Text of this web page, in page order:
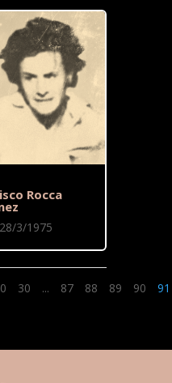
Rocca
3/1975
30 ... 87 88 89 90 91